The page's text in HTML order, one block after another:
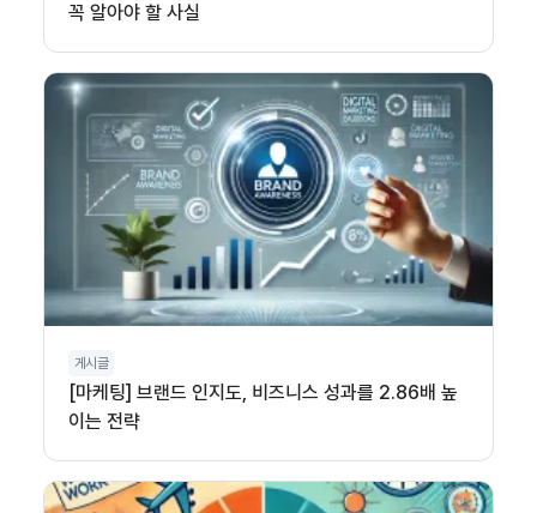
꼭 알아야 할 사실
게시글
[마케팅] 브랜드 인지도, 비즈니스 성과를 2.86배 높
이는 전략